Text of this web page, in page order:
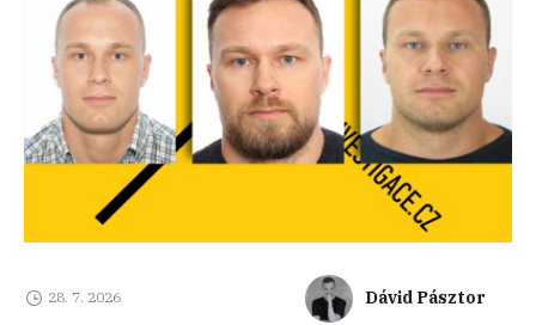
28. 7. 2026 Dávid Pásztor